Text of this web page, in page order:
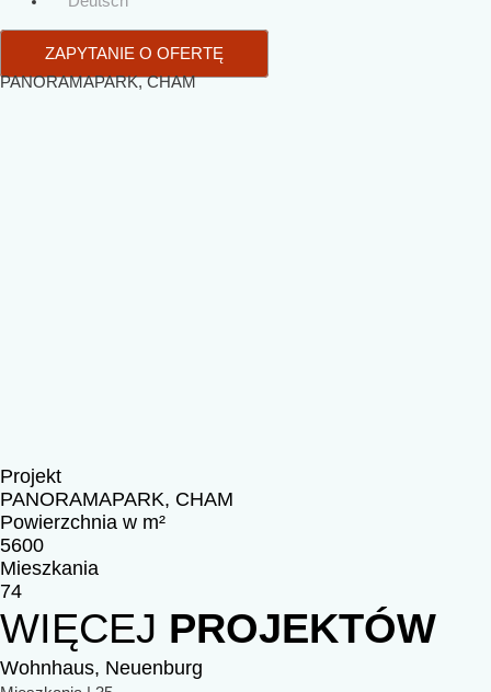
ZAPYTANIE O OFERTĘ
PANORAMAPARK, CHAM
Projekt
PANORAMAPARK, CHAM
Powierzchnia w m²
5600
Mieszkania
74
WIĘCEJ PROJEKTÓW
Wohnhaus, Neuenburg